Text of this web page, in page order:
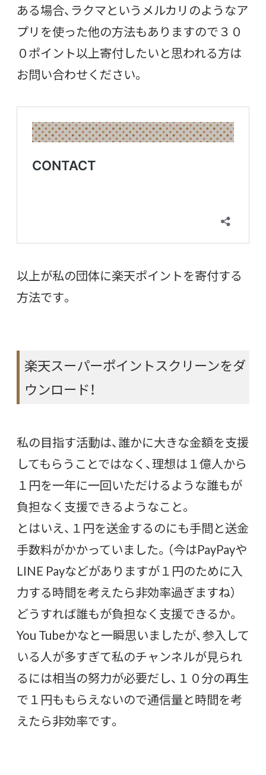
ある場合、ラクマというメルカリのようなア
プリを使った他の方法もありますので３０
０ポイント以上寄付したいと思われる方は
お問い合わせください。
以上が私の団体に楽天ポイントを寄付する
方法です。
楽天スーパーポイントスクリーンをダ
ウンロード！
私の目指す活動は、誰かに大きな金額を支援
してもらうことではなく、理想は１億人から
１円を一年に一回いただけるような誰もが
負担なく支援できるようなこと。
とはいえ、１円を送金するのにも手間と送金
手数料がかかっていました。（今はPayPayや
LINE Payなどがありますが１円のために入
力する時間を考えたら非効率過ぎますね）
どうすれば誰もが負担なく支援できるか。
You Tubeかなと一瞬思いましたが、参入して
いる人が多すぎて私のチャンネルが見られ
るには相当の努力が必要だし、１０分の再生
で１円ももらえないので通信量と時間を考
えたら非効率です。